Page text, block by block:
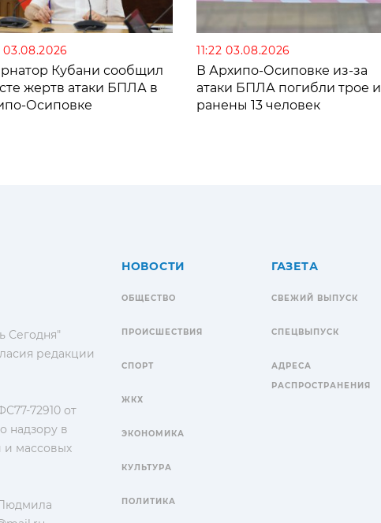
03.08.2026
Кубани сообщил
жертв атаки БПЛА в
Осиповке
11:22 03.08.2026
В Архипо-Осиповке из-за
атаки БПЛА погибли трое и
ранены 13 человек
Сегодня"
редакции
72910 от
надзору в
и массовых
НОВОСТИ
ОБЩЕСТВО
ПРОИСШЕСТВИЯ
СПОРТ
ЖКХ
ЭКОНОМИКА
КУЛЬТУРА
ПОЛИТИКА
ГАЗЕТА
СВЕЖИЙ ВЫПУСК
СПЕЦВЫПУСК
АДРЕСА
РАСПРОСТРАНЕНИЯ